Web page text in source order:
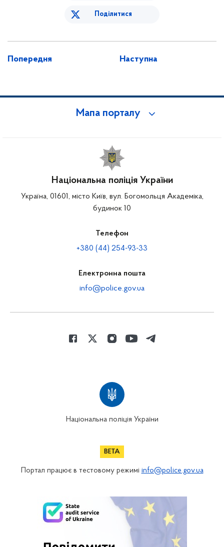
Поділитися
Попередня Наступна
Мапа порталу
Національна поліція України
Україна, 01601, місто Київ, вул. Богомольця Академіка,
будинок 10
Телефон
+380 (44) 254-93-33
Електронна пошта
info@police.gov.ua
Національна поліція України
Портал працює в тестовому режимі info@police.gov.ua